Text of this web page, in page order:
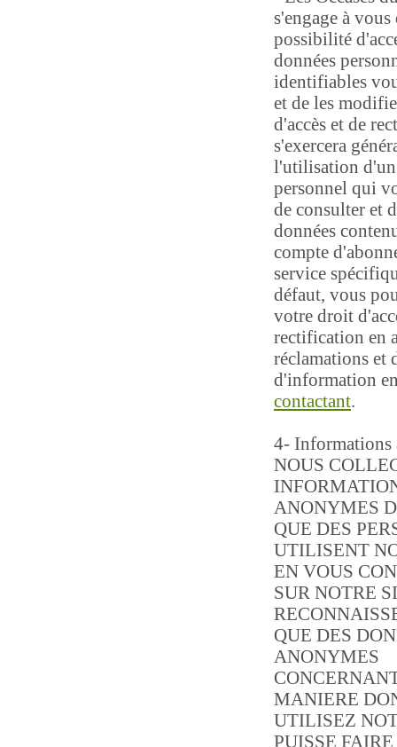
s'engage à
possibilité
données
identifiables
et de les
d'accès et de
s'exercera
l'utilisation d'un
personnel qui
de consulter et
données
compte
service
défaut, vous
votre droit
rectification en
réclamations et
d'information
contactant.
4- Informations
NOUS
ANONYMES
QUE DES
UTILISENT
EN VOUS
SUR NOTRE
QUE DES
ANONYMES
MANIERE
UTILISEZ
PUISSE